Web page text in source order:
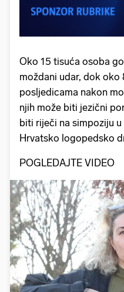
Oko 15 tisuća osoba
moždani udar, dok
posljedicama nakon
njih može biti jezični
biti riječi na simpoziju
Hrvatsko logopedsko
POGLEDAJTE VIDEO